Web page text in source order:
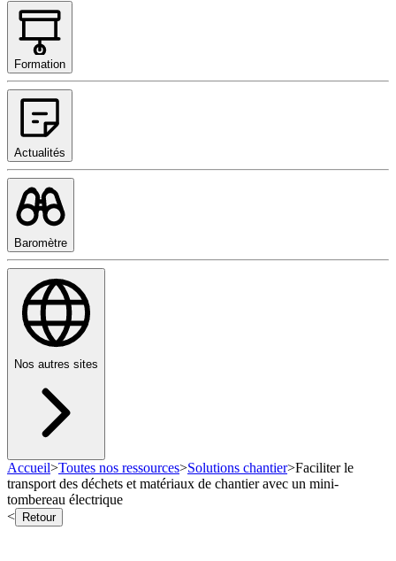
Formation
Actualités
Baromètre
Nos autres sites
Accueil>Toutes nos ressources>Solutions chantier>Faciliter le
transport des déchets et matériaux de chantier avec un mini-
tombereau électrique
<
Retour